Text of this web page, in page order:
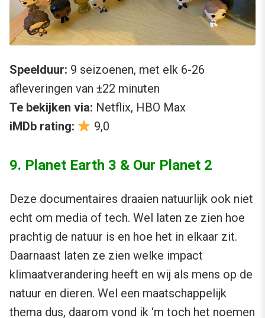
Speelduur: 9 seizoenen, met elk 6-26
afleveringen van ±22 minuten
Te bekijken via: Netflix, HBO Max
iMDb rating:
9,0
9. Planet Earth 3 & Our Planet 2
Deze documentaires draaien natuurlijk ook niet
echt om media of tech. Wel laten ze zien hoe
prachtig de natuur is en hoe het in elkaar zit.
Daarnaast laten ze zien welke impact
klimaatverandering heeft en wij als mens op de
natuur en dieren. Wel een maatschappelijk
thema dus, daarom vond ik ‘m toch het noemen